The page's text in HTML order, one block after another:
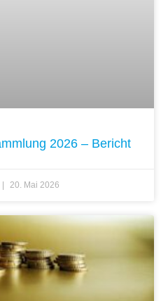
2026 – Bericht
20. Mai 2026